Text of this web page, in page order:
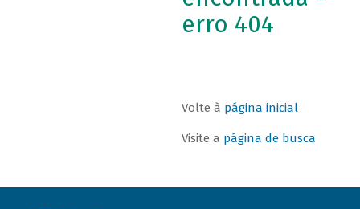
erro 404
Volte à página inicial
Visite a página de busca